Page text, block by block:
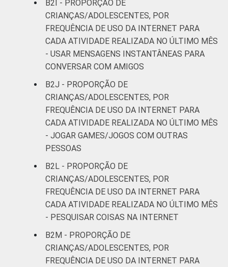
B2I - PROPORÇÃO DE
CRIANÇAS/ADOLESCENTES, POR
FREQUÊNCIA DE USO DA INTERNET PARA
CADA ATIVIDADE REALIZADA NO ÚLTIMO MÊS
- USAR MENSAGENS INSTANTÂNEAS PARA
CONVERSAR COM AMIGOS
B2J - PROPORÇÃO DE
CRIANÇAS/ADOLESCENTES, POR
FREQUÊNCIA DE USO DA INTERNET PARA
CADA ATIVIDADE REALIZADA NO ÚLTIMO MÊS
- JOGAR GAMES/JOGOS COM OUTRAS
PESSOAS
B2L - PROPORÇÃO DE
CRIANÇAS/ADOLESCENTES, POR
FREQUÊNCIA DE USO DA INTERNET PARA
CADA ATIVIDADE REALIZADA NO ÚLTIMO MÊS
- PESQUISAR COISAS NA INTERNET
B2M - PROPORÇÃO DE
CRIANÇAS/ADOLESCENTES, POR
FREQUÊNCIA DE USO DA INTERNET PARA